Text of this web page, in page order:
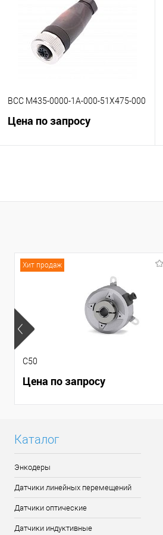
В избранное
BCC M435-0000-1A-000-51X475-000
Цена по запросу
Хит продаж
C50
Цена по запросу
Каталог
Энкодеры
Датчики линейных перемещений
Датчики оптические
Датчики индуктивные